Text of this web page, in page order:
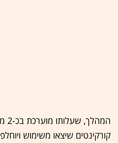
קורקינטים שיצאו משימוש